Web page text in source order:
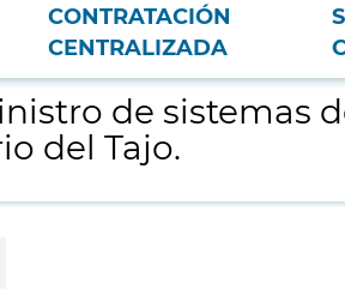
CONTRATACIÓN
CENTRALIZADA
de sangre por vacío para el Hospital
de sistemas
del Tajo.